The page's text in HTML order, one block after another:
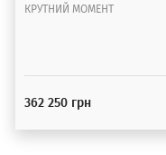
КРУТНИЙ МОМЕНТ
362 250 грн